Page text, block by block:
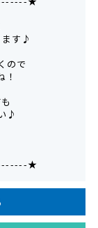
ます♪
ので
！
♪
★